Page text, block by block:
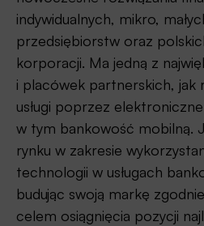
indywidualnych, mikro,
przedsiębiorstw oraz
korporacji. Ma jedną z
i placówek partnerskich, jak
usługi poprzez
w tym bankowość mobilną.
rynku w zakresie
technologii w usługach
budując swoją markę
celem osiągnięcia pozycji